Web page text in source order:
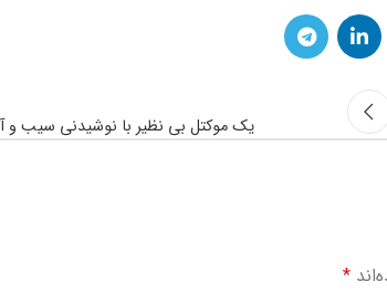
یک موکتل بی نظیر با نوشیدنی سیب و
*